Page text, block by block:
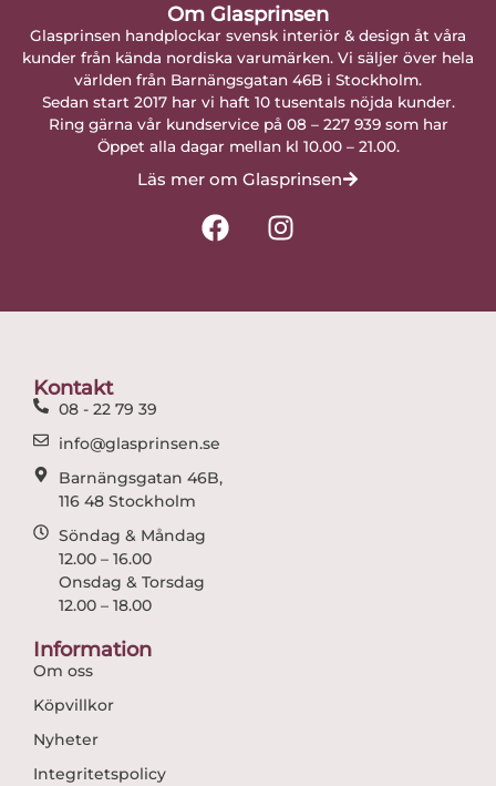
Om Glasprinsen
Glasprinsen handplockar svensk interiör & design åt våra
kunder från kända nordiska varumärken. Vi säljer över hela
världen från Barnängsgatan 46B i Stockholm.
Sedan start 2017 har vi haft 10 tusentals nöjda kunder.
Ring gärna vår kundservice på 08 – 227 939 som har
Öppet alla dagar mellan kl 10.00 – 21.00.
Läs mer om Glasprinsen
F
a
I
n
Kontakt
08 - 22 79 39
info@glasprinsen.se
Barnängsgatan 46B,
116 48 Stockholm
Söndag & Måndag
12.00 – 16.00
Onsdag & Torsdag
12.00 – 18.00
Information
Om oss
Köpvillkor
Nyheter
Integritetspolicy